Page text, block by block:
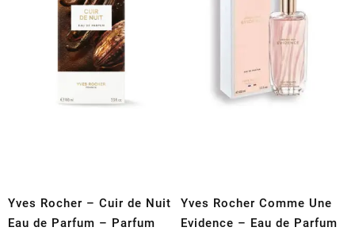
Yves Rocher – Cuir de Nuit
Eau de Parfum – Parfum
Yves Rocher Comme Une
Evidence – Eau de Parfum